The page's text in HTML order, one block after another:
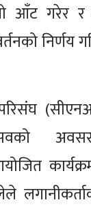
आँट गरेर र
निर्णय
परिसंघ